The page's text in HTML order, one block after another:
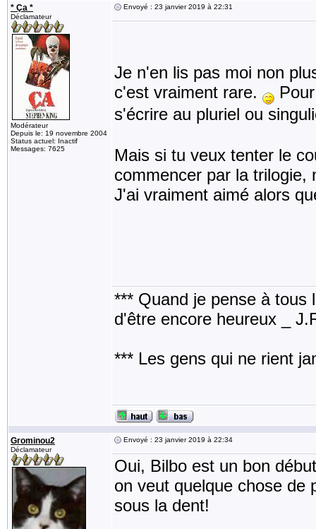
* Ça *
Déclamateur
Modérateur
Depuis le: 19 novembre 2004
Status actuel: Inactif
Messages: 7625
Envoyé : 23 janvier 2019 à 22:31
Je n'en lis pas moi non
c'est vraiment rare.
s'écrire au pluriel ou
Mais si tu veux tenter le
commencer par la
J'ai vraiment aimé alors
*** Quand je pense à tous
d'être encore heureux _
*** Les gens qui ne rient
Grominou2
Déclamateur
Envoyé : 23 janvier 2019 à 22:34
Oui, Bilbo est un bon
on veut quelque chose de
sous la dent!